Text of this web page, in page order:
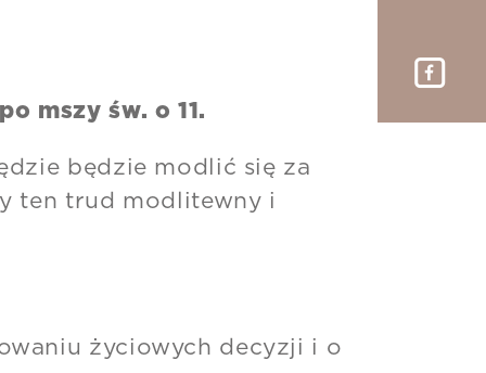
mszy św. o 11.
będzie modlić się za
ten trud modlitewny i
życiowych decyzji i o